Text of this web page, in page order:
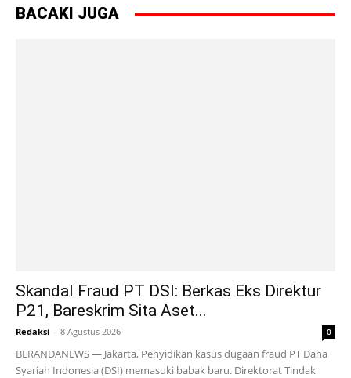
BACAKI JUGA
Skandal Fraud PT DSI: Berkas Eks Direktur
P21, Bareskrim Sita Aset...
Redaksi - 8 Agustus 2026 0
BERANDANEWS — Jakarta, Penyidikan kasus dugaan fraud PT Dana
Syariah Indonesia (DSI) memasuki babak baru. Direktorat Tindak